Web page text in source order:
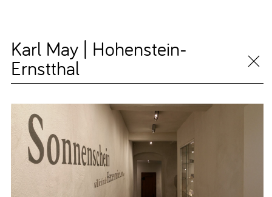
Karl May | Hohenstein-
Ernstthal